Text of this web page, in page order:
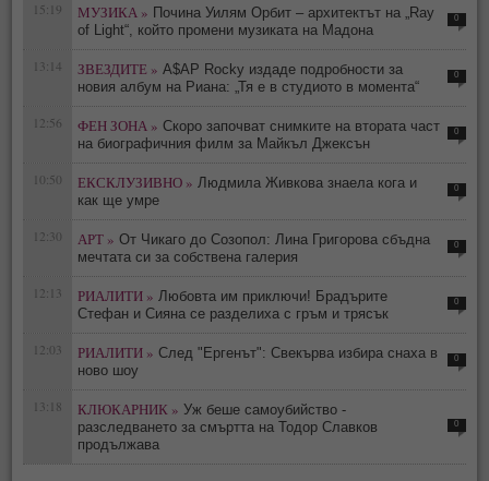
15:19 МУЗИКА » Почина Уилям Орбит – архитектът на „Ray
of Light“, който промени музиката на Мадона
0
13:14 ЗВЕЗДИТЕ » A$AP Rocky издаде подробности за
новия албум на Риана: „Тя е в студиото в момента“
0
12:56 ФЕН ЗОНА » Скоро започват снимките на втората част
на биографичния филм за Майкъл Джексън
0
10:50 ЕКСКЛУЗИВНО » Людмила Живкова знаела кога и
как ще умре
0
12:30 АРТ » От Чикаго до Созопол: Лина Григорова сбъдна
мечтата си за собствена галерия
0
12:13 РИАЛИТИ » Любовта им приключи! Брадърите
Стефан и Сияна се разделиха с гръм и трясък
0
12:03 РИАЛИТИ » След "Ергенът": Свекърва избира снаха в
ново шоу
0
13:18 КЛЮКАРНИК » Уж беше самоубийство -
разследването за смъртта на Тодор Славков
продължава
0